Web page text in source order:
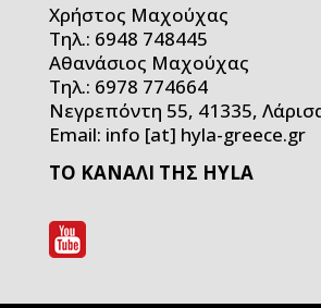
Χρήστος Μαχούχας
Τηλ.: 6948 748445
Αθανάσιος Μαχούχας
Τηλ.: 6978 774664
Νεγρεπόντη 55, 41335,
Email: info [at] hyla-greece.gr
ΤΟ ΚΑΝΑΛΙ ΤΗΣ HYLA